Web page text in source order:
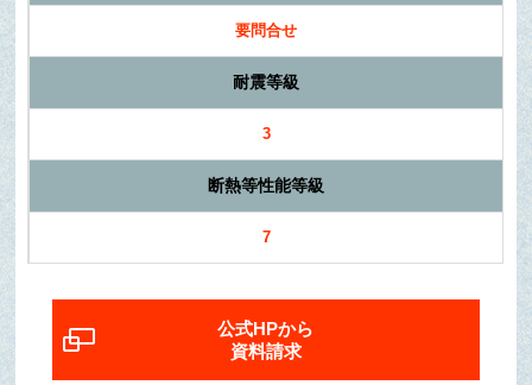
要問合せ
耐震等級
3
断熱等性能等級
7
公式HPから
資料請求